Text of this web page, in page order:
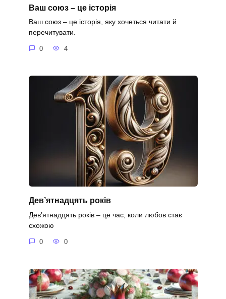
Ваш союз – це історія
Ваш союз – це історія, яку хочеться читати й
перечитувати.
0 4
Дев’ятнадцять років
Дев’ятнадцять років – це час, коли любов стає
схожою
0 0